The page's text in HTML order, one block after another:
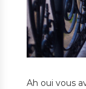
Ah oui vous